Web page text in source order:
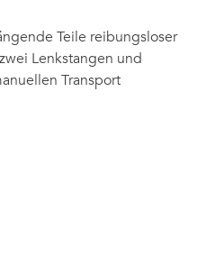
Teile reibungsloser
Lenkstangen und
Transport